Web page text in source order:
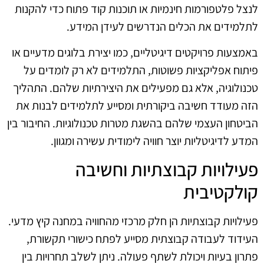
לנצל פלטפורמות חינמיות או תוכנות קוד פתוח כדי להקנות
לתלמידים את הכלים הנדרשים לעידן המידע.
באמצעות פרויקטים דיגיטליים, כמו יצירת בלוגים מדעיים או
פיתוח אפליקציות פשוטות, התלמידים לא רק לומדים על
טכנולוגיה, אלא גם מפעילים את היצירתיות שלהם. התהליך
הזה מעודד חשיבה ביקורתית ומסייע לתלמידים לבנות את
הביטחון העצמי שלהם בהשגת מטרות טכנולוגיות. החיבור בין
המדע לדיגיטליות יוצר חוויה לימודית עשירה ומגוון.
פעילויות קבוצתיות וחשיבה
קולקטיבית
פעילויות קבוצתיות הן חלק מרכזי מהחוויה במחנה קיץ מדעי.
העידוד לעבודה קבוצתית מסייע לפתח כישורי תקשורת,
פתרון בעיות ויכולת לשתף פעולה. ניתן לשלב תחרויות בין